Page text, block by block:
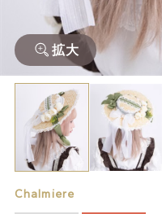
拡大
Chalmiere